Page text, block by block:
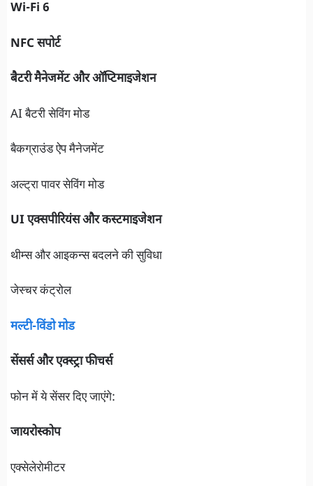
Wi-Fi 6
NFC सपोर्ट
बैटरी मैनेजमेंट और ऑप्टिमाइजेशन
AI बैटरी सेविंग मोड
बैकग्राउंड ऐप मैनेजमेंट
अल्ट्रा पावर सेविंग मोड
UI एक्सपीरियंस और कस्टमाइजेशन
थीम्स और आइकन्स बदलने की सुविधा
जेस्चर कंट्रोल
मल्टी-विंडो मोड
सेंसर्स और एक्स्ट्रा फीचर्स
फोन में ये सेंसर दिए जाएंगे:
जायरोस्कोप
एक्सेलेरोमीटर